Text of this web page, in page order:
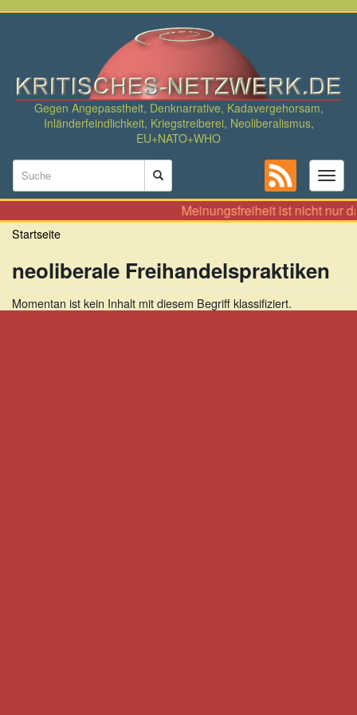
Direkt
Gegen Angepasstheit, Denknarrative, Kadavergehorsam,
Inländerfeindlichkeit, Kriegstreiberei, Neoliberalismus,
EU+NATO+WHO
Suchformular
Suche
Meinungsfreiheit ist nicht nur
Startseite
neoliberale Freihandelspraktiken
Momentan ist kein Inhalt mit diesem Begriff klassifiziert.